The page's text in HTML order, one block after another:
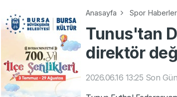
Anasayfa Spor
Tunus'tan
direktör
2026.06.16 13:25 Son